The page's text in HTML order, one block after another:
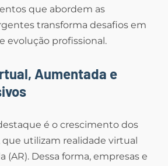
que abordem as
transforma desafios em
evolução profissional.
Aumentada e
é o crescimento dos
utilizam realidade virtual
(AR). Dessa forma, empresas e